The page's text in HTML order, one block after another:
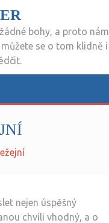
bohy, a proto nám
se o tom klidně i
nejen úspěšný
chvíli vhodný, a o